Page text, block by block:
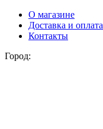
О магазине
Доставка и оплата
Контакты
Город: